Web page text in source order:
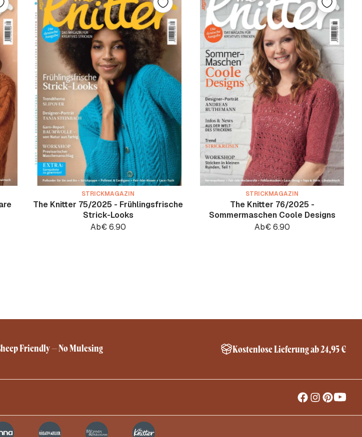
STRICKMAGAZIN
The Knitter 75/2025 - Frühlingsfrische
Strick-Looks
Ab€6.90
STRICKMAGAZIN
The Knitter 76/2025 -
Sommermaschen Coole Designs
Ab€6.90
Friendly – No Mulesing Kostenlose Lieferung ab 24,95 €